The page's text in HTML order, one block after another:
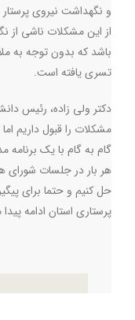
و نگهداشت نیروی
از این مشکلات ناشی از
باشد که بدون توجه به
تسری یافته است.
دکتر ولی زاده، رئیس
مشکلات را قبول داریم
گام به گام با یک
هر بار در جلسات شورای
حل کنیم و حتما برای
پرستاری استان ادامه